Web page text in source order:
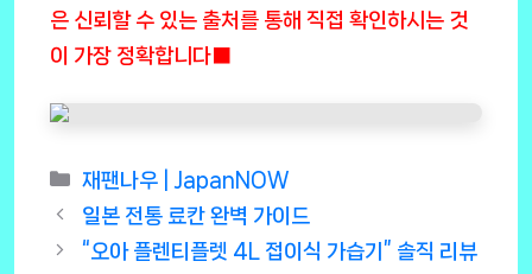
은 신뢰할 수 있는 출처를 통해 직접 확인하시는 것
이 가장 정확합니다■
Categories
재팬나우 | JapanNOW
일본 전통 료칸 완벽 가이드
“오아 플렌티플렛 4L 접이식 가습기” 솔직 리뷰